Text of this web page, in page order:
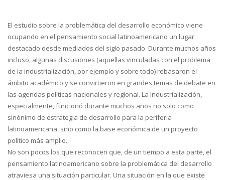
El estudio sobre la problemática del desarrollo económico viene
ocupando en el pensamiento social latinoamericano un lugar
destacado desde mediados del siglo pasado. Durante muchos años
incluso, algunas discusiones (aquellas vinculadas con el problema
de la industrialización, por ejemplo y sobre todo) rebasaron el
ámbito académico y se convirtieron en grandes temas de debate en
las agendas políticas nacionales y regional. La industrialización,
especialmente, funcionó durante muchos años no solo como
sinónimo de estrategia de desarrollo para la periferia
latinoamericana, sino como la base económica de un proyecto
político más amplio.
No son pocos los que reconocen que, de un tiempo a esta parte, el
pensamiento latinoamericano sobre la problemática del desarrollo
atraviesa una situación particular. Una situación en la que existe